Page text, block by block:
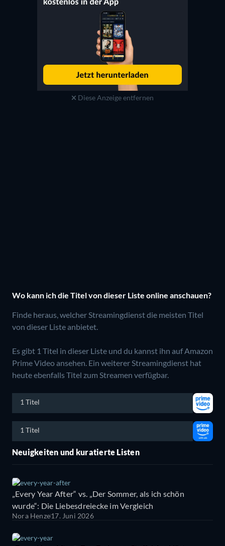
Diese Anzeige entfernen
Wo kann ich die Titel von dieser Liste online anschauen?
Finde heraus, welcher Streamingdienst die meisten Titel
von dieser Liste anbietet.
Es gibt 1 Titel in dieser Liste und du kannst ihn auf Amazon
Prime Video ansehen. Ein weiterer Streamingdienst hat
heute ebenfalls Titel zum Streamen verfügbar.
1 Titel
1 Titel
Neuigkeiten und kuratierte Listen
„Every Year After“ vs. „Der Sommer, als ich schön
wurde“: Die Liebesdreiecke im Vergleich
Nora Henze17. Juni 2026